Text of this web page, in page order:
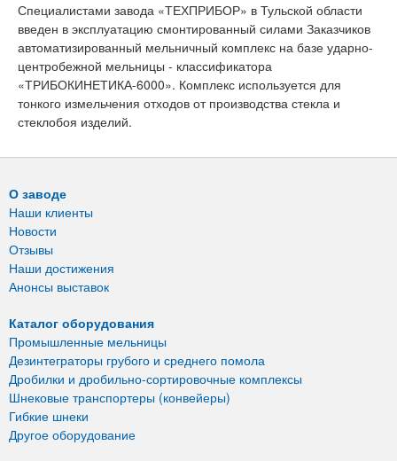
Специалистами завода «ТЕХПРИБОР» в Тульской области
введен в эксплуатацию смонтированный силами Заказчиков
автоматизированный мельничный комплекс на базе ударно-
центробежной мельницы - классификатора
«ТРИБОКИНЕТИКА-6000». Комплекс используется для
тонкого измельчения отходов от производства стекла и
стеклобоя изделий.
О заводе
Наши клиенты
Новости
Отзывы
Наши достижения
Анонсы выставок
Каталог оборудования
Промышленные мельницы
Дезинтеграторы грубого и среднего помола
Дробилки и дробильно-сортировочные комплексы
Шнековые транспортеры (конвейеры)
Гибкие шнеки
Другое оборудование